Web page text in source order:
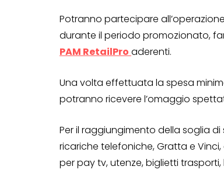
Potranno partecipare
durante il periodo promozionato,
PAM RetailPro aderenti.
Una volta effettuata la spesa
potranno ricevere l’omaggio
Per il raggiungimento della soglia
ricariche telefoniche, Gratta e
per pay tv, utenze, biglietti trasporti,